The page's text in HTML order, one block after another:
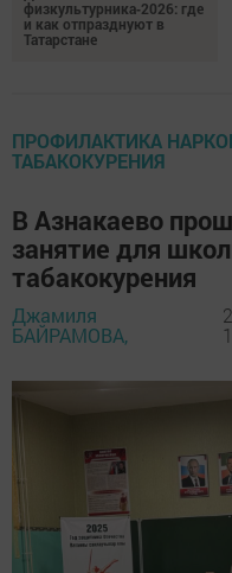
физкультурника‑2026: где
и как отпразднуют в
Татарстане
ПРОФИЛАКТИКА
ТАБАКОКУРЕНИЯ
В Азнакаево
занятие для
табакокурения
Джамиля
БАЙРАМОВА,